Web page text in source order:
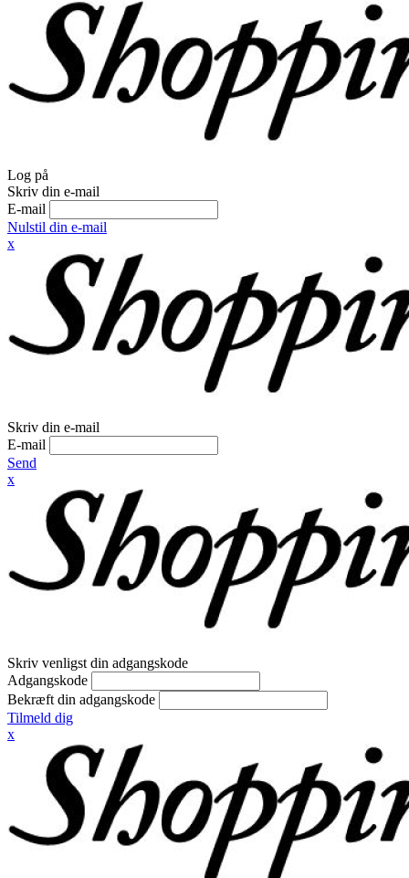
Log på
Skriv din e-mail
E-mail
Nulstil din e-mail
x
Skriv din e-mail
E-mail
Send
x
Skriv venligst din adgangskode
Adgangskode
Bekræft din adgangskode
Tilmeld dig
x